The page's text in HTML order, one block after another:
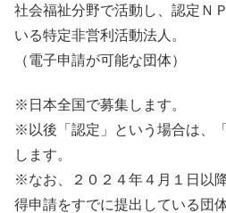
社会福祉分野で活動し、認定Ｎ
いる特定非営利活動法人。
（電子申請が可能な団体）
※日本全国で募集します。
※以後「認定」という場合は、
します。
※なお、２０２４年４月１日以
得申請をすでに提出している団